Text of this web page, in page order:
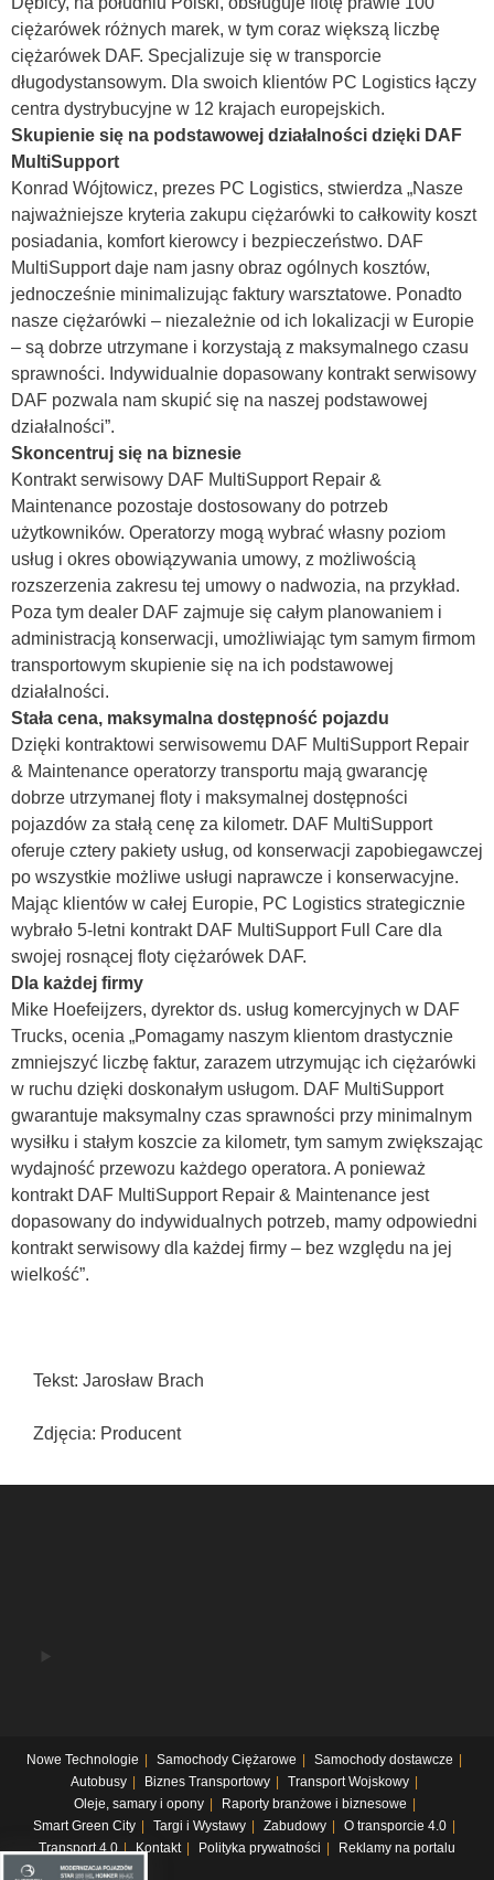
ciężarówek różnych marek, w tym coraz większą liczbę
ciężarówek DAF. Specjalizuje się w transporcie
długodystansowym. Dla swoich klientów PC Logistics łączy
centra dystrybucyjne w 12 krajach europejskich.
Skupienie się na podstawowej działalności dzięki DAF
MultiSupport
Konrad Wójtowicz, prezes PC Logistics, stwierdza „Nasze
najważniejsze kryteria zakupu ciężarówki to całkowity koszt
posiadania, komfort kierowcy i bezpieczeństwo. DAF
MultiSupport daje nam jasny obraz ogólnych kosztów,
jednocześnie minimalizując faktury warsztatowe. Ponadto
nasze ciężarówki – niezależnie od ich lokalizacji w Europie
– są dobrze utrzymane i korzystają z maksymalnego czasu
sprawności. Indywidualnie dopasowany kontrakt serwisowy
DAF pozwala nam skupić się na naszej podstawowej
działalności”.
Skoncentruj się na biznesie
Kontrakt serwisowy DAF MultiSupport Repair &
Maintenance pozostaje dostosowany do potrzeb
użytkowników. Operatorzy mogą wybrać własny poziom
usług i okres obowiązywania umowy, z możliwością
rozszerzenia zakresu tej umowy o nadwozia, na przykład.
Poza tym dealer DAF zajmuje się całym planowaniem i
administracją konserwacji, umożliwiając tym samym firmom
transportowym skupienie się na ich podstawowej
działalności.
Stała cena, maksymalna dostępność pojazdu
Dzięki kontraktowi serwisowemu DAF MultiSupport Repair
& Maintenance operatorzy transportu mają gwarancję
dobrze utrzymanej floty i maksymalnej dostępności
pojazdów za stałą cenę za kilometr. DAF MultiSupport
oferuje cztery pakiety usług, od konserwacji zapobiegawczej
po wszystkie możliwe usługi naprawcze i konserwacyjne.
Mając klientów w całej Europie, PC Logistics strategicznie
wybrało 5-letni kontrakt DAF MultiSupport Full Care dla
swojej rosnącej floty ciężarówek DAF.
Dla każdej firmy
Mike Hoefeijzers, dyrektor ds. usług komercyjnych w DAF
Trucks, ocenia „Pomagamy naszym klientom drastycznie
zmniejszyć liczbę faktur, zarazem utrzymując ich ciężarówki
w ruchu dzięki doskonałym usługom. DAF MultiSupport
gwarantuje maksymalny czas sprawności przy minimalnym
wysiłku i stałym koszcie za kilometr, tym samym zwiększając
wydajność przewozu każdego operatora. A ponieważ
kontrakt DAF MultiSupport Repair & Maintenance jest
dopasowany do indywidualnych potrzeb, mamy odpowiedni
kontrakt serwisowy dla każdej firmy – bez względu na jej
wielkość”.
Tekst: Jarosław Brach
Zdjęcia: Producent
Nowe Technologie Samochody Ciężarowe
Samochody dostawcze
Autobusy
Biznes Transportowy
Transport Wojskowy
Oleje, samary i opony
Raporty branżowe i biznesowe
Smart Green City
Targi i Wystawy Zabudowy
O transporcie 4.0
Transport 4.0
Kontakt Polityka prywatności Reklamy na portalu